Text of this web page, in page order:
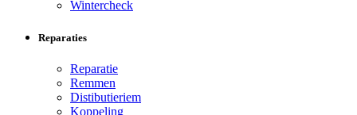
Wintercheck
Reparaties
Reparatie
Remmen
Distibutieriem
Koppeling